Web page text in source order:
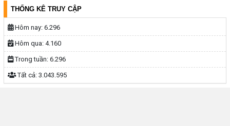
THỐNG KÊ TRUY CẬP
Hôm nay: 6.296
Hôm qua: 4.160
Trong tuần: 6.296
Tất cả: 3.043.595